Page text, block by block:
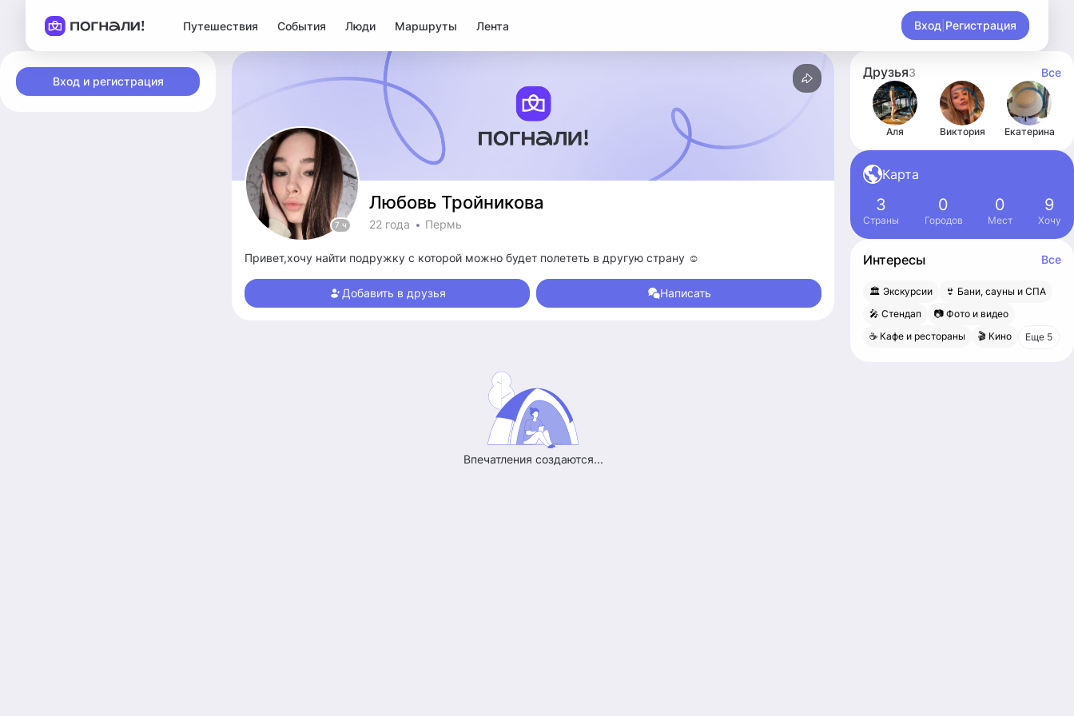
Путешествия События Люди Маршруты Лента Вход Регистрация
Вход и регистрация
7 ч
Любовь Тройникова
22 года Пермь
Привет,хочу найти подружку с которой можно будет полететь в другую страну ☺️
Добавить в друзья Написать
Впечатления создаются...
Друзья3 Все
Аля Виктория Екатерина
Карта
3
Страны
0
Городов
0
Мест
9
Хочу
Интересы Все
🏛 Экскурсии
👙 Бани, сауны и СПА
🎤 Стендап
📷 Фото и видео
☕️ Кафе и рестораны
🎬 Кино Еще 5